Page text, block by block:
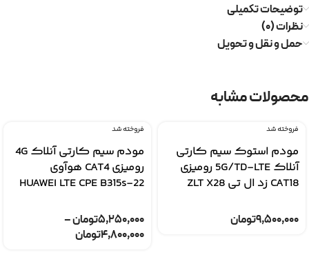
توضیحات تکمیلی
نظرات (۰)
حمل و نقل و تحویل
محصولات مشابه
فروخته شد
مودم استوک سیم کارتی
آنلاک 5G/TD-LTE رومیزی
CAT18 زد ال تی ZLT X28
۹,۵۰۰,۰۰۰تومان
فروخته شد
مودم سیم کارتی آنلاک 4G
رومیزی CAT4 هوآوی
HUAWEI LTE CPE B315s-22
۵,۲۵۰,۰۰۰تومان–
۴,۸۰۰,۰۰۰تومان